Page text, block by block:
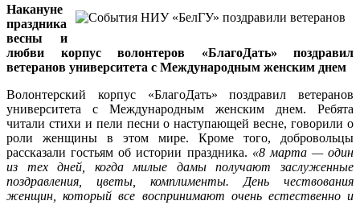
Накануне
праздника
весны и
любви корпус волонтеров «БлагоДать» поздравил
ветеранов университета с Международным женским днем
Волонтерский корпус «БлагоДать» поздравил ветеранов
университета с Международным женским днем. Ребята
читали стихи и пели песни о наступающей весне, говорили о
роли женщины в этом мире. Кроме того, добровольцы
рассказали гостьям об истории праздника. «8 марта — один
из тех дней, когда милые дамы получают заслуженные
поздравления, цветы, комплименты. День чествования
женщин, который все воспринимают очень естественно и